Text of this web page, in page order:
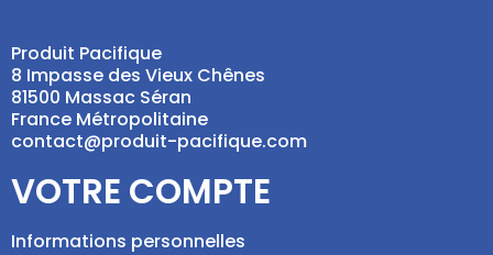
Produit Pacifique
8 Impasse des Vieux Chênes
81500 Massac Séran
France Métropolitaine
contact@produit-pacifique.com
VOTRE COMPTE
Informations personnelles